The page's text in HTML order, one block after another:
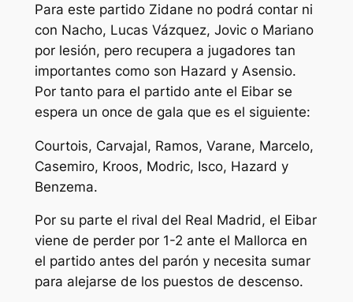
Para este partido Zidane no podrá contar ni
con Nacho, Lucas Vázquez, Jovic o Mariano
por lesión, pero recupera a jugadores tan
importantes como son Hazard y Asensio.
Por tanto para el partido ante el Eibar se
espera un once de gala que es el siguiente:
Courtois, Carvajal, Ramos, Varane, Marcelo,
Casemiro, Kroos, Modric, Isco, Hazard y
Benzema.
Por su parte el rival del Real Madrid, el Eibar
viene de perder por 1-2 ante el Mallorca en
el partido antes del parón y necesita sumar
para alejarse de los puestos de descenso.